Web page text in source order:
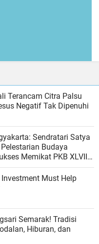
Terancam Citra Palsu
Negatif Tak Dipenuhi
Sendratari Satya
Budaya
Memikat PKB XLVIII
Investment Must Help
Semarak! Tradisi
Hiburan, dan